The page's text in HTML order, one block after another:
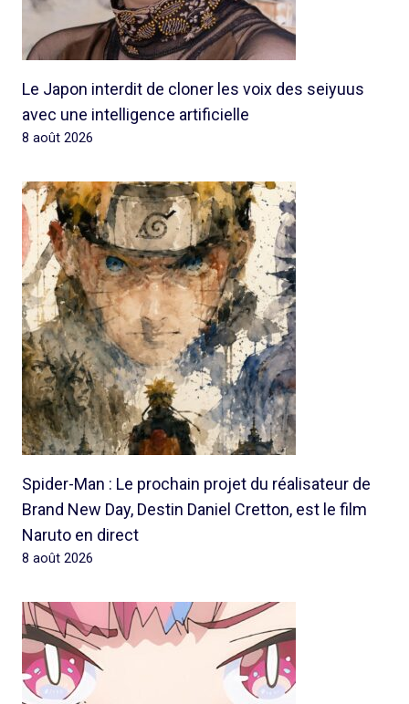
Le Japon interdit de cloner les voix des seiyuus
avec une intelligence artificielle
8 août 2026
Spider-Man : Le prochain projet du réalisateur de
Brand New Day, Destin Daniel Cretton, est le film
Naruto en direct
8 août 2026